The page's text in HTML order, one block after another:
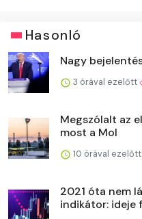
Hasonló
Nagy
3 órával ezelőtt
Megszólalt az
most a Mol
10 órával ezelőtt
2021 óta nem
indikátor: ideje